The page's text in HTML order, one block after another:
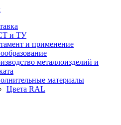
и ТУ
и применение
металлоизделий и
материалы
Цвета RAL